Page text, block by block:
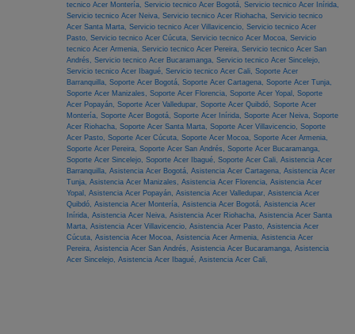
tecnico Acer Montería, Servicio tecnico Acer Bogotá, Servicio tecnico Acer Inírida,
Servicio tecnico Acer Neiva, Servicio tecnico Acer Riohacha, Servicio tecnico
Acer Santa Marta, Servicio tecnico Acer Villavicencio, Servicio tecnico Acer
Pasto, Servicio tecnico Acer Cúcuta, Servicio tecnico Acer Mocoa, Servicio
tecnico Acer Armenia, Servicio tecnico Acer Pereira, Servicio tecnico Acer San
Andrés, Servicio tecnico Acer Bucaramanga, Servicio tecnico Acer Sincelejo,
Servicio tecnico Acer Ibagué, Servicio tecnico Acer Cali, Soporte Acer
Barranquilla, Soporte Acer Bogotá, Soporte Acer Cartagena, Soporte Acer Tunja,
Soporte Acer Manizales, Soporte Acer Florencia, Soporte Acer Yopal, Soporte
Acer Popayán, Soporte Acer Valledupar, Soporte Acer Quibdó, Soporte Acer
Montería, Soporte Acer Bogotá, Soporte Acer Inírida, Soporte Acer Neiva, Soporte
Acer Riohacha, Soporte Acer Santa Marta, Soporte Acer Villavicencio, Soporte
Acer Pasto, Soporte Acer Cúcuta, Soporte Acer Mocoa, Soporte Acer Armenia,
Soporte Acer Pereira, Soporte Acer San Andrés, Soporte Acer Bucaramanga,
Soporte Acer Sincelejo, Soporte Acer Ibagué, Soporte Acer Cali, Asistencia Acer
Barranquilla, Asistencia Acer Bogotá, Asistencia Acer Cartagena, Asistencia Acer
Tunja, Asistencia Acer Manizales, Asistencia Acer Florencia, Asistencia Acer
Yopal, Asistencia Acer Popayán, Asistencia Acer Valledupar, Asistencia Acer
Quibdó, Asistencia Acer Montería, Asistencia Acer Bogotá, Asistencia Acer
Inírida, Asistencia Acer Neiva, Asistencia Acer Riohacha, Asistencia Acer Santa
Marta, Asistencia Acer Villavicencio, Asistencia Acer Pasto, Asistencia Acer
Cúcuta, Asistencia Acer Mocoa, Asistencia Acer Armenia, Asistencia Acer
Pereira, Asistencia Acer San Andrés, Asistencia Acer Bucaramanga, Asistencia
Acer Sincelejo, Asistencia Acer Ibagué, Asistencia Acer Cali,